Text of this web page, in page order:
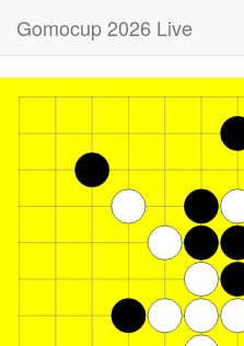
Gomocup 2026 Live